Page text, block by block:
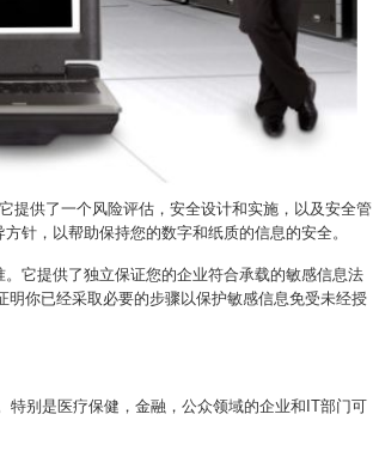
提供了一个风险评估，安全设计和实施，以及安全管
针，以帮助保持您的数字和纸质的信息的安全。
它提供了独立保证您的企业符合承载的敏感信息法
你已经采取必要的步骤以保护敏感信息免受未经授
别是医疗保健，金融，公众领域的企业和IT部门可